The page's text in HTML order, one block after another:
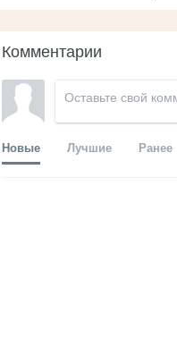
Комментарии
Новые Лучшие Ранее